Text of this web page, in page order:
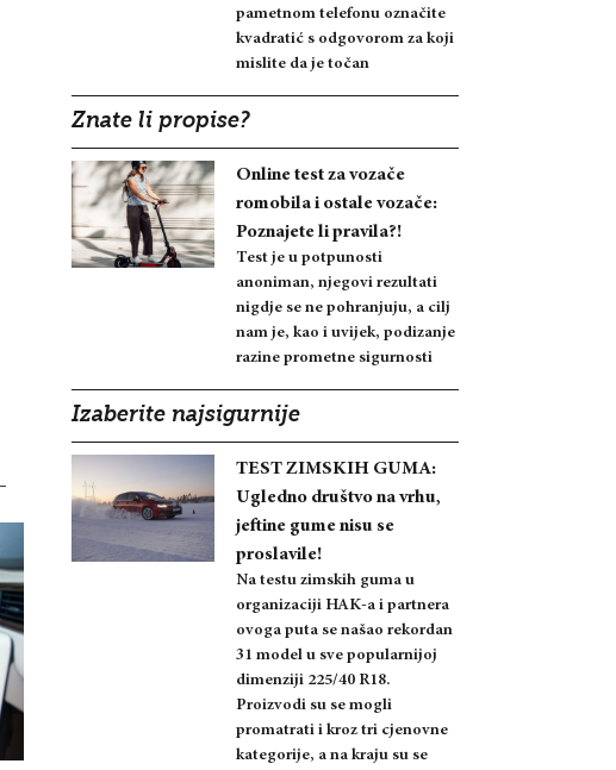
pametnom telefonu označite
kvadratić s odgovorom za koji
mislite da je točan
Znate li propise?
Online test za vozače
romobila i ostale vozače:
Poznajete li pravila?!
Test je u potpunosti
anoniman, njegovi rezultati
nigdje se ne pohranjuju, a cilj
nam je, kao i uvijek, podizanje
razine prometne sigurnosti
Izaberite najsigurnije
TEST ZIMSKIH GUMA:
Ugledno društvo na vrhu,
jeftine gume nisu se
proslavile!
Na testu zimskih guma u
organizaciji HAK-a i partnera
ovoga puta se našao rekordan
31 model u sve popularnijoj
dimenziji 225/40 R18.
Proizvodi su se mogli
promatrati i kroz tri cjenovne
kategorije, a na kraju su se